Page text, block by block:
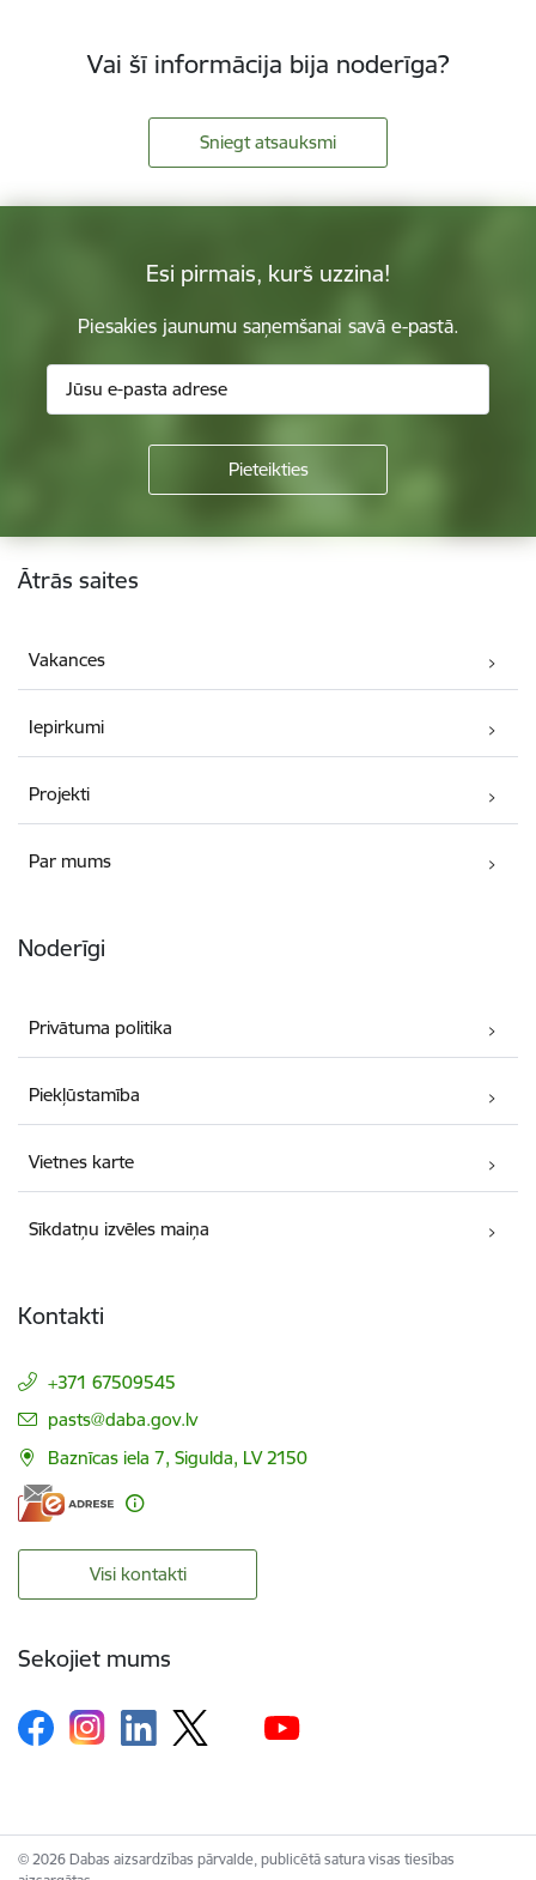
Vai šī informācija bija noderīga?
Sniegt atsauksmi
Esi pirmais, kurš uzzina!
Piesakies jaunumu saņemšanai savā e-pastā.
Kājene
Ātrās saites
Vakances
Iepirkumi
Projekti
Par mums
Noderīgi
Privātuma politika
Piekļūstamība
Vietnes karte
Sīkdatņu izvēles maiņa
Kontakti
+371 67509545
E-pasts:
pasts@daba.gov.lv
Baznīcas iela 7, Sigulda, LV 2150
Visi kontakti
Sekojiet mums
© 2026 Dabas aizsardzības pārvalde, publicētā satura visas tiesības